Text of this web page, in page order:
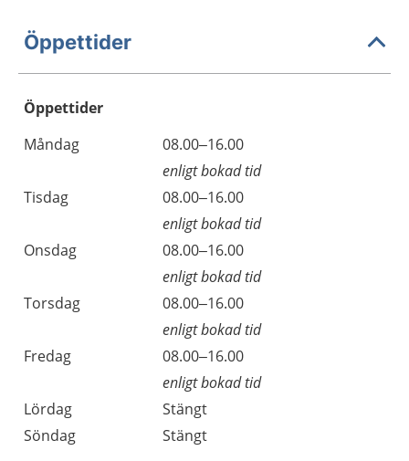
Öppettider
Öppettider
Dag
Öppettider
Kommentarer
Måndag
08.00–16.00
enligt bokad tid
Tisdag
08.00–16.00
enligt bokad tid
Onsdag
08.00–16.00
enligt bokad tid
Torsdag
08.00–16.00
enligt bokad tid
Fredag
08.00–16.00
enligt bokad tid
Lördag
Stängt
Söndag
Stängt